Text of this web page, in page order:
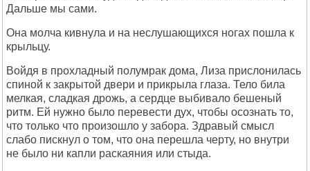
Дальше мы сами.
Она молча кивнула и на неслушающихся ногах пошла к
крыльцу.
Войдя в прохладный полумрак дома, Лиза прислонилась
спиной к закрытой двери и прикрыла глаза. Тело била
мелкая, сладкая дрожь, а сердце выбивало бешеный
ритм. Ей нужно было перевести дух, чтобы осознать то,
что только что произошло у забора. Здравый смысл
слабо пискнул о том, что она перешла черту, но внутри
не было ни капли раскаяния или стыда.